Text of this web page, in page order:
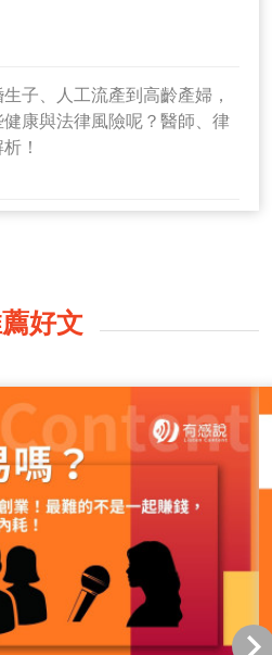
子、人工流產到高齡產婦，
健康與法律風險呢？醫師、律
！
好文